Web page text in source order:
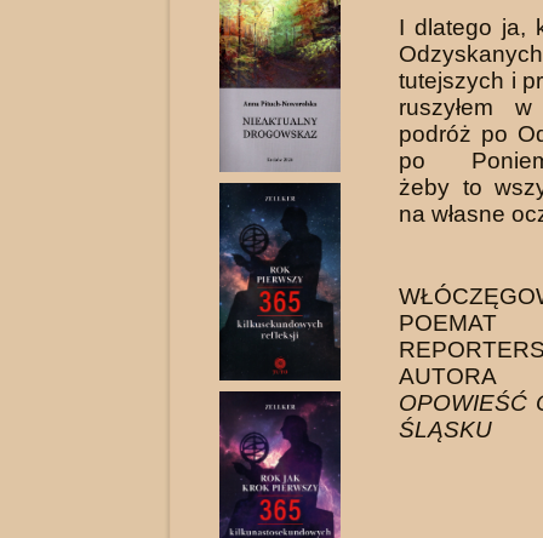
I dlatego ja,
tutejszych i
ruszyłem
podróż po
po
żeby to
na własne
POEMAT
OPOWIEŚĆ
ŚLĄSKU